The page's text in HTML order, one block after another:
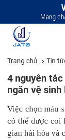
Mang
Trang chủ Tin
4 nguyên
ngăn vệ
Việc chọn màu
có thể được coi
gian hài hòa và